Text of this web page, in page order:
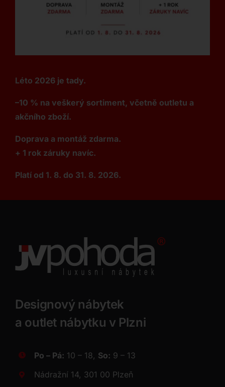
Léto 2026 je tady.
–10 % na veškerý sortiment, včetně outletu a
akčního zboží.
Doprava a montáž zdarma.
+ 1 rok záruky navíc.
Platí od 1. 8. do 31. 8. 2026.
Designový nábytek
a outlet nábytku v Plzni
Po – Pá: 10 – 18, So: 9 – 13
Nádražní 14, 301 00 Plzeň